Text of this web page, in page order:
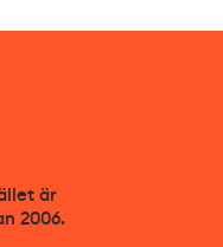
är
2006.